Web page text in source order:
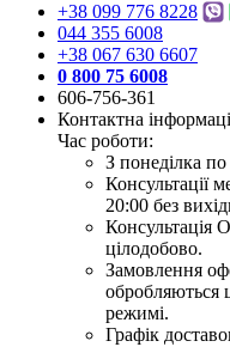
+38 099 776 8228
044 355 6008
+38 067 630 6607
0 800 75 6008
606-756-361
Контактна
Час роботи:
З понеділка
Консультації
20:00 без
Консультація
цілодобово.
Замовлення
обробляються
режимі.
Графік